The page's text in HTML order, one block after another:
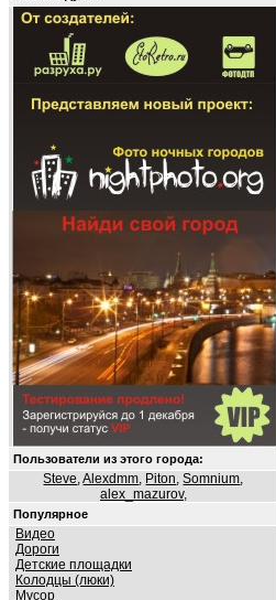
Пользователи из этого города:
Steve,Alexdmm, Piton,Somnium,
alex_mazurov,
Популярное
Видео
Дороги
Детские площадки
Колодцы (люки)
Мусор